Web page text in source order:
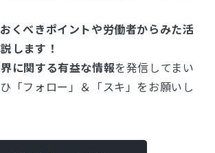
くべきポイントや労働者からみた活
します！
に関する有益な情報を発信してまい
「フォロー」＆「スキ」をお願いし